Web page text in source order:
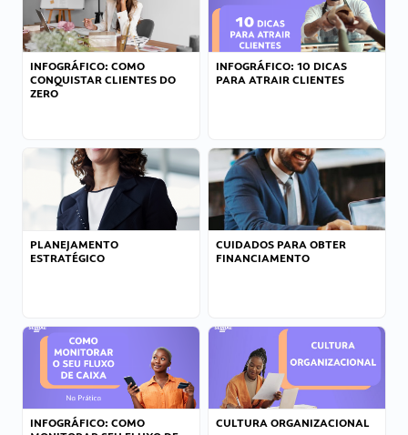
INFOGRÁFICO: COMO
CONQUISTAR CLIENTES DO
ZERO
INFOGRÁFICO: 10 DICAS
PARA ATRAIR CLIENTES
PLANEJAMENTO
ESTRATÉGICO
CUIDADOS PARA OBTER
FINANCIAMENTO
INFOGRÁFICO: COMO
CULTURA ORGANIZACIONAL